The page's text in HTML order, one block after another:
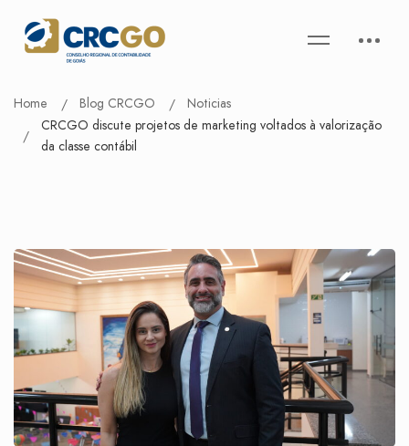
Home Blog CRCGO
Noticias
CRCGO discute projetos de marketing voltados à valorização
da classe contábil